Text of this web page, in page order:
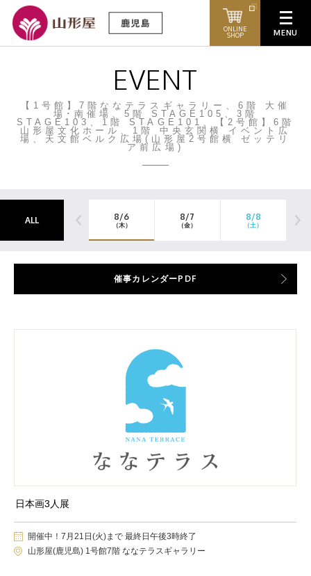
ONLINE
SHOP
EVENT
【1号館】7階ななテラスギャラリー、6階 大催
場･南催場、5階 STAGE105、3階
STAGE103、1階 STAGE101、【2号館】6階
山形屋文化ホール、1階 中央玄関横 イベント広
場、天文館ベルク広場(山形屋2号館横 ゼッテリ
ア前広場)
ALL 8/6
（木）
8/7
（金）
8/8
（土）
催事カレンダーPDF
日本画3人展
開催中！7月21日(火)まで 最終日午後3時終了
山形屋(鹿児島) 1号館7階 ななテラスギャラリー